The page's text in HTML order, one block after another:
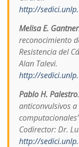
http://
Melisa E. Gantner
reconocimiento
Resistencia del
Alan Talevi.
http://
Pablo H. Palestro
anticonvulsivos
Codirector: Dr.
http://